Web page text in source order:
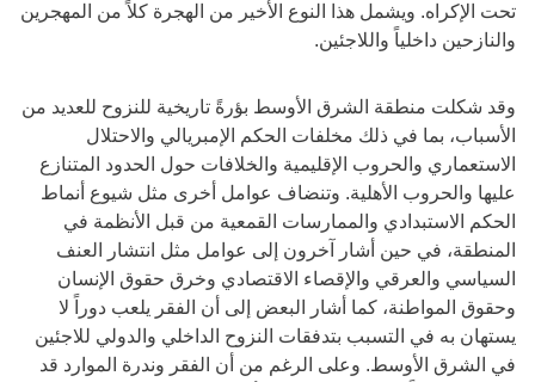
تحت الإكراه. ويشمل هذا النوع الأخير من الهجرة كلاً من المهجرين
والنازحين داخلياً واللاجئين.
وقد شكلت منطقة الشرق الأوسط بؤرةً تاريخية للنزوح للعديد من
الأسباب، بما في ذلك مخلفات الحكم الإمبريالي والاحتلال
الاستعماري والحروب الإقليمية والخلافات حول الحدود المتنازع
عليها والحروب الأهلية. وتنضاف عوامل أخرى مثل شيوع أنماط
الحكم الاستبدادي والممارسات القمعية من قبل الأنظمة في
المنطقة، في حين أشار آخرون إلى عوامل مثل انتشار العنف
السياسي والعرقي والإقصاء الاقتصادي وخرق حقوق الإنسان
وحقوق المواطنة، كما أشار البعض إلى أن الفقر يلعب دوراً لا
يستهان به في التسبب بتدفقات النزوح الداخلي والدولي للاجئين
في الشرق الأوسط. وعلى الرغم من أن الفقر وندرة الموارد قد